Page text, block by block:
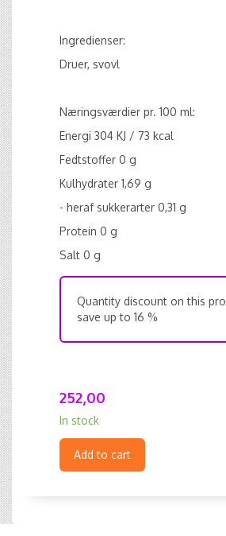
Ingredienser:
Druer, svovl
Næringsværdier pr. 100 ml:
Energi 304 KJ / 73 kcal
Fedtstoffer 0 g
Kulhydrater 1,69 g
- heraf sukkerarter 0,31 g
Protein 0 g
Salt 0 g
Quantity discount on this
save up to 16 %
252,00
In stock
Add to cart